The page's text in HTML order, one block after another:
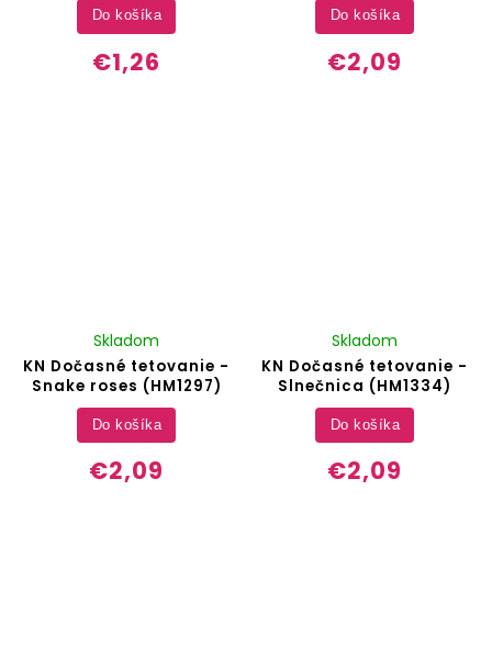
€1,26
Do košíka
€2,09
Do košíka
KN Dočasné tetovanie -
Snake roses (HM1297)
Skladom
€2,09
Do košíka
KN Dočasné tetovanie -
Slnečnica (HM1334)
Skladom
€2,09
Do košíka